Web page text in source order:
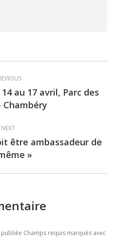
Previous
post:
au 17 avril, Parc des
Chambéry
NEXT
Next
post:
être ambassadeur de
»
Champs requis marqués avec